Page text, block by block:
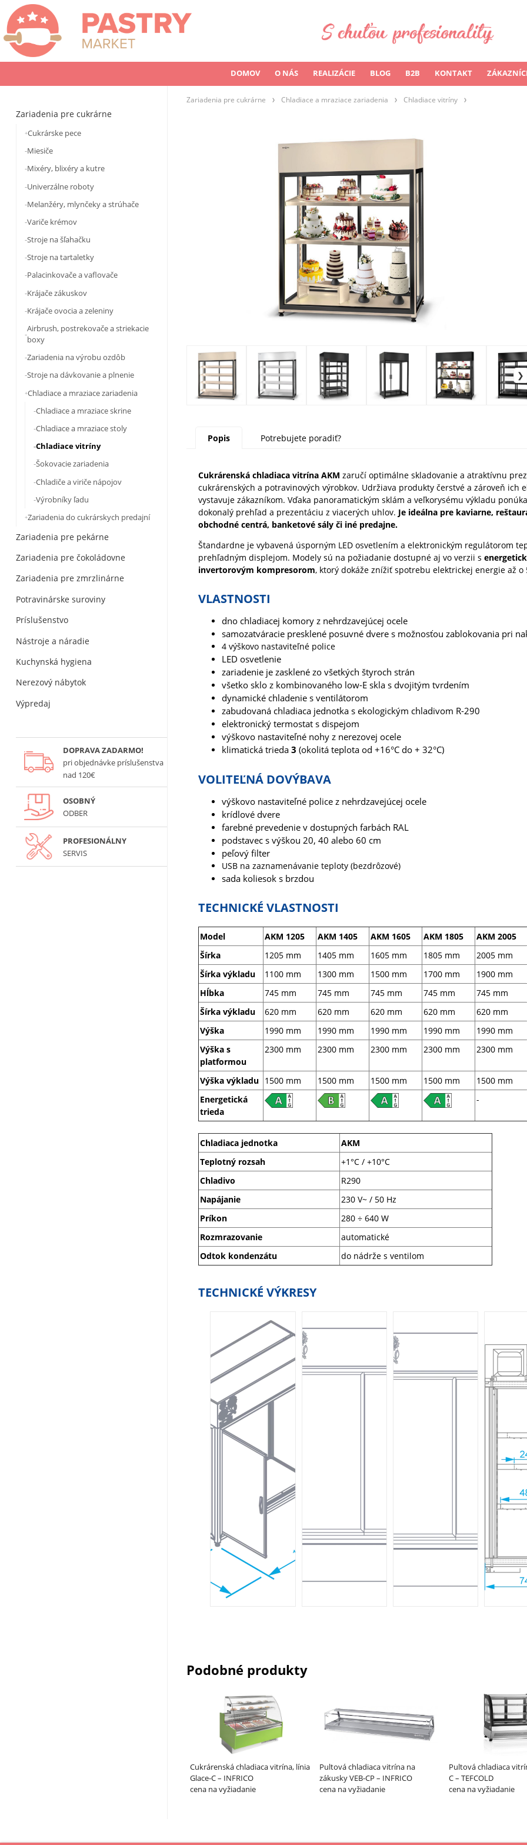
DOMOV O NÁS REALIZÁCIE BLOG B2B KONTAKT
Zariadenia pre cukrárne
Cukrárske pece
Miesiče
Mixéry, blixéry a kutre
Univerzálne roboty
Melanžéry, mlynčeky a strúhače
Variče krémov
Stroje na šľahačku
Stroje na tartaletky
Palacinkovače a vaflovače
Krájače zákuskov
Krájače ovocia a zeleniny
Airbrush, postrekovače a striekacie
boxy
Zariadenia na výrobu ozdôb
Stroje na dávkovanie a plnenie
Chladiace a mraziace zariadenia
Chladiace a mraziace skrine
Chladiace a mraziace stoly
Chladiace vitríny
Šokovacie zariadenia
Chladiče a viriče nápojov
Výrobníky ľadu
Zariadenia do cukrárskych predajní
Zariadenia pre pekárne
Zariadenia pre čokoládovne
Zariadenia pre zmrzlinárne
Potravinárske suroviny
Príslušenstvo
Nástroje a náradie
Kuchynská hygiena
Nerezový nábytok
Výpredaj
DOPRAVA ZADARMO!
pri objednávke príslušenstva
nad 120€
OSOBNÝ
ODBER
PROFESIONÁLNY
SERVIS
Zariadenia pre cukrárne Chladiace a mraziace zariadenia Chladiace vitríny
Popis Potrebujete poradiť?
Cukrárenská chladiaca vitrína AKM zaručí optimálne skladovanie a atraktívnu
cukrárenských a potravinových výrobkov. Udržiava produkty čerstvé a zároveň ich
vystavuje zákazníkom. Vďaka panoramatickým sklám a veľkorysému výkladu
dokonalý prehľad a prezentáciu z viacerých uhlov. Je ideálna pre kaviarne,
obchodné centrá, banketové sály či iné predajne.
Štandardne je vybavená úsporným LED osvetlením a elektronickým regulátorom
prehľadným displejom. Modely sú na požiadanie dostupné aj vo verzii s
invertorovým kompresorom, ktorý dokáže znížiť spotrebu elektrickej energie až o
VLASTNOSTI
dno chladiacej komory z nehrdzavejúcej ocele
samozatváracie presklené posuvné dvere s možnosťou zablokovania pri
4 výškovo nastaviteľné police
LED osvetlenie
zariadenie je zasklené zo všetkých štyroch strán
všetko sklo z kombinovaného low-E skla s dvojitým tvrdením
dynamické chladenie s ventilátorom
zabudovaná chladiaca jednotka s ekologickým chladivom R-290
elektronický termostat s dispejom
výškovo nastaviteľné nohy z nerezovej ocele
klimatická trieda3 (okolitá teplota od +16°C do + 32°C)
VOLITEĽNÁ DOVÝBAVA
výškovo nastaviteľné police z nehrdzavejúcej ocele
krídlové dvere
farebné prevedenie v dostupných farbách RAL
podstavec s výškou 20, 40 alebo 60 cm
peľový filter
USB na zaznamenávanie teploty (bezdrôzové)
sada koliesok s brzdou
TECHNICKÉ VLASTNOSTI
Model AKM 1205 AKM 1405 AKM 1605 AKM 1805 AKM 2005
Šírka
1205 mm 1405 mm 1605 mm 1805 mm 2005 mm
Šírka výkladu
1100 mm 1300 mm 1500 mm 1700 mm 1900 mm
Hĺbka
745 mm 745 mm 745 mm 745 mm 745 mm
Šírka výkladu
620 mm 620 mm 620 mm 620 mm 620 mm
Výška
1990 mm 1990 mm 1990 mm 1990 mm 1990 mm
Výška s
platformou
2300 mm 2300 mm 2300 mm 2300 mm 2300 mm
Výška výkladu 1500 mm 1500 mm 1500 mm 1500 mm 1500 mm
Energetická
trieda
-
Chladiaca jednotka
AKM
Teplotný rozsah
+1°C / +10°C
Chladivo
R290
Napájanie
230 V~ / 50 Hz
Príkon
280 ÷ 640 W
Rozmrazovanie
automatické
Odtok kondenzátu
do nádrže s ventilom
TECHNICKÉ VÝKRESY
Podobné produkty
Cukrárenská chladiaca vitrína, línia
Glace-C – INFRICO
cena na vyžiadanie
Pultová chladiaca vitrína na
zákusky VEB-CP – INFRICO
cena na vyžiadanie
Pultová chladiaca
C – TEFCOLD
cena na vyžiadanie